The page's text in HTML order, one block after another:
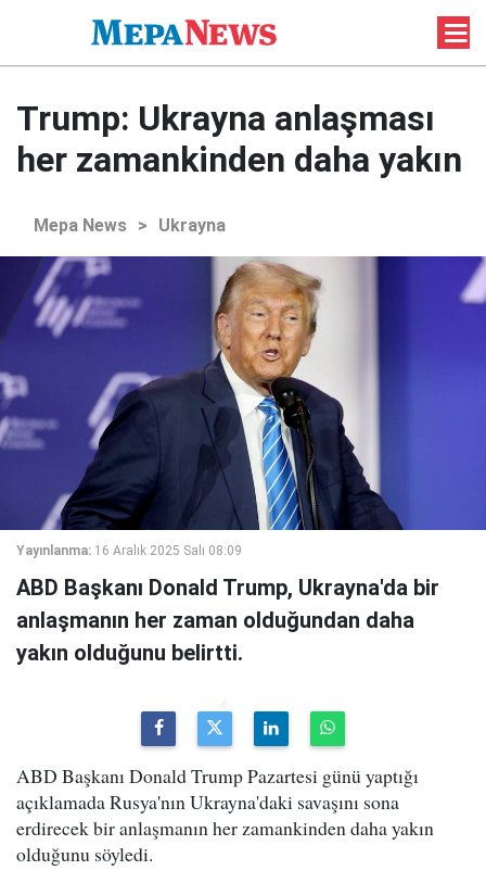
Trump: Ukrayna anlaşması
her zamankinden daha yakın
Mepa News > Ukrayna
Yayınlanma: 16 Aralık 2025 Salı 08:09
ABD Başkanı Donald Trump, Ukrayna'da bir
anlaşmanın her zaman olduğundan daha
yakın olduğunu belirtti.
ABD Başkanı Donald Trump Pazartesi günü yaptığı
açıklamada Rusya'nın Ukrayna'daki savaşını sona
erdirecek bir anlaşmanın her zamankinden daha yakın
olduğunu söyledi.